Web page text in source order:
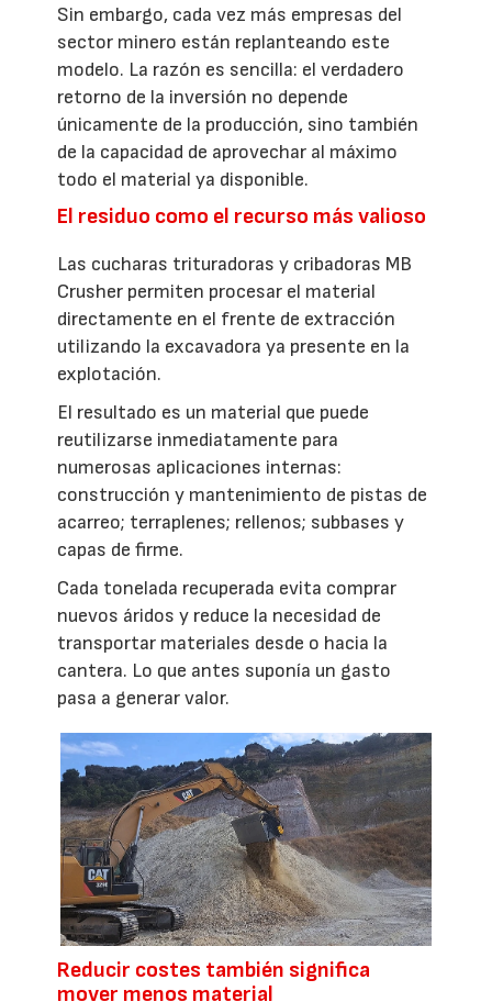
Sin embargo, cada vez más empresas del
sector minero están replanteando este
modelo. La razón es sencilla: el verdadero
retorno de la inversión no depende
únicamente de la producción, sino también
de la capacidad de aprovechar al máximo
todo el material ya disponible.
El residuo como el recurso más valioso
Las cucharas trituradoras y cribadoras MB
Crusher permiten procesar el material
directamente en el frente de extracción
utilizando la excavadora ya presente en la
explotación.
El resultado es un material que puede
reutilizarse inmediatamente para
numerosas aplicaciones internas:
construcción y mantenimiento de pistas de
acarreo; terraplenes; rellenos; subbases y
capas de firme.
Cada tonelada recuperada evita comprar
nuevos áridos y reduce la necesidad de
transportar materiales desde o hacia la
cantera. Lo que antes suponía un gasto
pasa a generar valor.
Reducir costes también significa
mover menos material